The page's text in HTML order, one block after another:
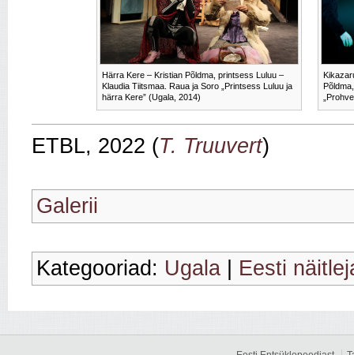
Härra Kere – Kristian Põldma, printsess Luluu –
Klaudia Tiitsmaa. Raua ja Soro „Printsess Luluu ja
härra Kere” (Ugala, 2014)
ETBL, 2022 (T. Truuvert)
Galerii
Kategooriad: Ugala Eesti